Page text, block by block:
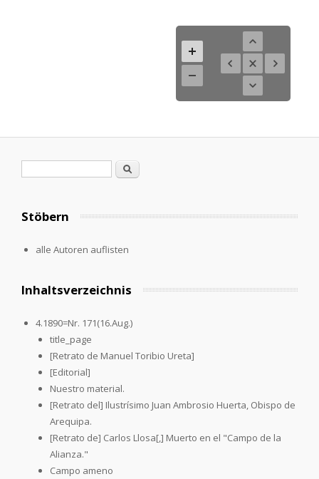
Suche
Stöbern
alle Autoren auflisten
Inhaltsverzeichnis
4.1890=Nr. 171(16.Aug.)
title_page
[Retrato de Manuel Toribio Ureta]
[Editorial]
Nuestro material.
[Retrato del] Ilustrísimo Juan Ambrosio Huerta, Obispo de
Arequipa.
[Retrato de] Carlos Llosa[,] Muerto en el "Campo de la
Alianza."
Campo ameno